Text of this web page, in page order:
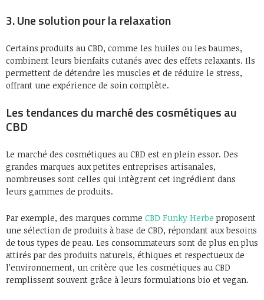
3. Une solution pour la relaxation
Certains produits au CBD, comme les huiles ou les baumes,
combinent leurs bienfaits cutanés avec des effets relaxants. Ils
permettent de détendre les muscles et de réduire le stress,
offrant une expérience de soin complète.
Les tendances du marché des cosmétiques au
CBD
Le marché des cosmétiques au CBD est en plein essor. Des
grandes marques aux petites entreprises artisanales,
nombreuses sont celles qui intègrent cet ingrédient dans
leurs gammes de produits.
Par exemple, des marques comme CBD Funky Herbe proposent
une sélection de produits à base de CBD, répondant aux besoins
de tous types de peau. Les consommateurs sont de plus en plus
attirés par des produits naturels, éthiques et respectueux de
l’environnement, un critère que les cosmétiques au CBD
remplissent souvent grâce à leurs formulations bio et vegan.